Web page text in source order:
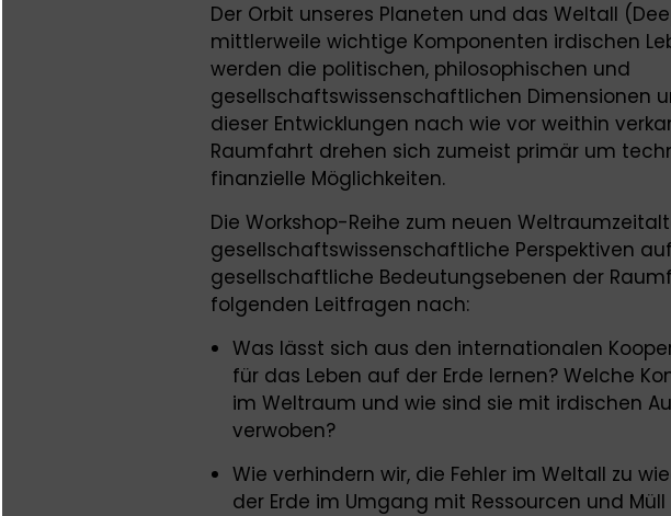
Der Orbit unseres Planeten und das Weltall
mittlerweile wichtige Komponenten irdischen
werden die politischen, philosophischen und
gesellschaftswissenschaftlichen Dimensionen
dieser Entwicklungen nach wie vor weithin
Raumfahrt drehen sich zumeist primär um
finanzielle Möglichkeiten.
Die Workshop-Reihe zum neuen
gesellschaftswissenschaftliche Perspektiven
gesellschaftliche Bedeutungsebenen der
folgenden Leitfragen nach:
Was lässt sich aus den internationalen
für das Leben auf der Erde lernen? Welche
im Weltraum und wie sind sie mit irdischen
verwoben?
Wie verhindern wir, die Fehler im Weltall zu
der Erde im Umgang mit Ressourcen und